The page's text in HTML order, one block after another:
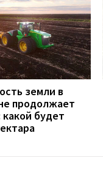
земли в
продолжает
какой будет